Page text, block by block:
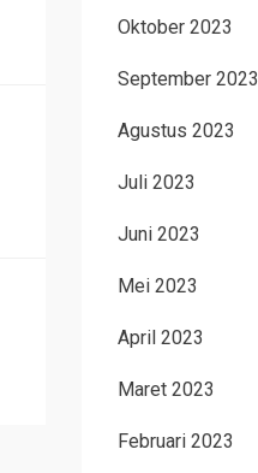
Oktober 2023
September 2023
Agustus 2023
Juli 2023
Juni 2023
Mei 2023
April 2023
Maret 2023
Februari 2023